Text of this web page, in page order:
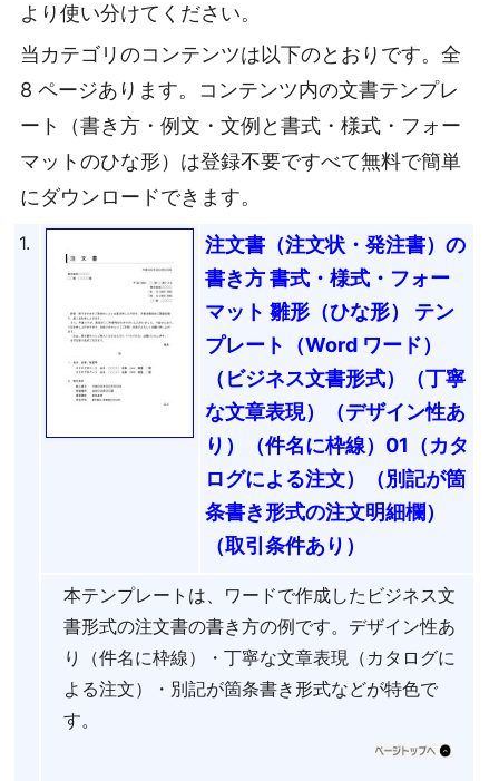
より使い分けてください。
当カテゴリのコンテンツは以下のとおりです。全
8 ページあります。コンテンツ内の文書テンプレ
ート（書き方・例文・文例と書式・様式・フォー
マットのひな形）は登録不要ですべて無料で簡単
にダウンロードできます。
1.
注文書（注文状・発注書）の
書き方 書式・様式・フォー
マット 雛形（ひな形） テン
プレート（Word ワード）
（ビジネス文書形式）（丁寧
な文章表現）（デザイン性あ
り）（件名に枠線）01（カタ
ログによる注文）（別記が箇
条書き形式の注文明細欄）
（取引条件あり）
本テンプレートは、ワードで作成したビジネス文
書形式の注文書の書き方の例です。デザイン性あ
り（件名に枠線）・丁寧な文章表現（カタログに
よる注文）・別記が箇条書き形式などが特色で
す。